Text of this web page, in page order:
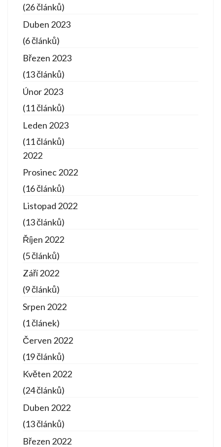
(26 článků)
Duben 2023
(6 článků)
Březen 2023
(13 článků)
Únor 2023
(11 článků)
Leden 2023
(11 článků)
2022
Prosinec 2022
(16 článků)
Listopad 2022
(13 článků)
Říjen 2022
(5 článků)
Září 2022
(9 článků)
Srpen 2022
(1 článek)
Červen 2022
(19 článků)
Květen 2022
(24 článků)
Duben 2022
(13 článků)
Březen 2022